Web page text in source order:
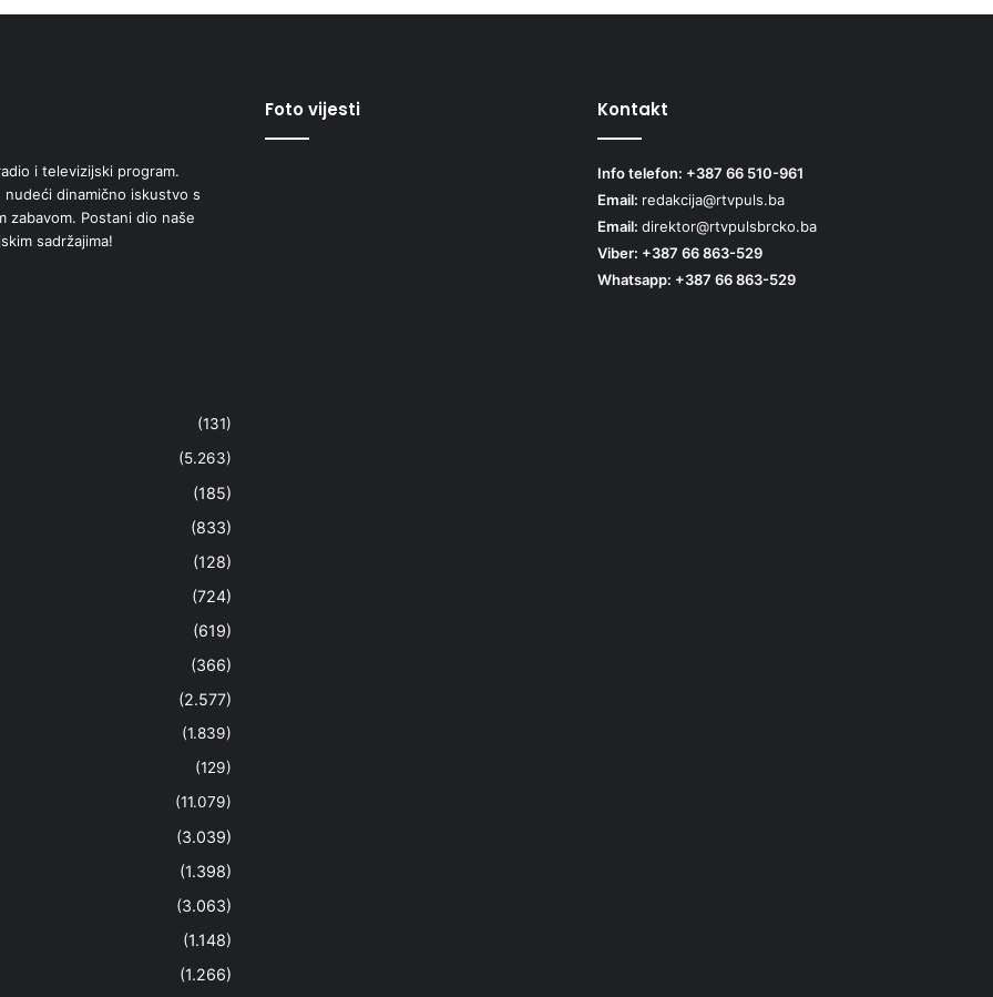
i televizijski program.
nudeći dinamično iskustvo s
zabavom. Postani dio naše
sadržajima!
(131)
(5.263)
(185)
(833)
(128)
(724)
(619)
(366)
(2.577)
(1.839)
(129)
(11.079)
(3.039)
(1.398)
(3.063)
(1.148)
(1.266)
Foto vijesti Kontakt
Info telefon: +387 66 510-961
Email: redakcija@rtvpuls.ba
Email: direktor@rtvpulsbrcko.ba
Viber: +387 66 863-529
Whatsapp: +387 66 863-529